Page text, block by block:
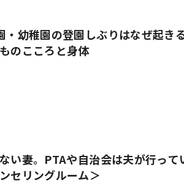
#マタニティニュース
・幼稚園の登園しぶりはなぜ起き
のこころと身体
い妻。PTAや自治会は夫が行って
セリングルーム＞